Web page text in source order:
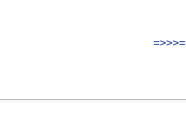
=>>>=